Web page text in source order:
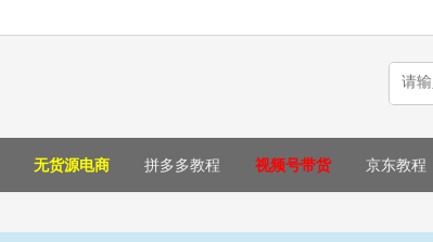
无货源电商 拼多多教程 视频号带货 京东教程